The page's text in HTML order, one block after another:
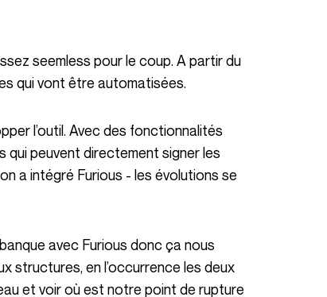
seemless pour le coup. A partir du
qui vont être automatisées.
qui peuvent directement signer les
a intégré Furious - les évolutions se
avec Furious donc ça nous
structures, en l’occurrence les deux
et voir où est notre point de rupture